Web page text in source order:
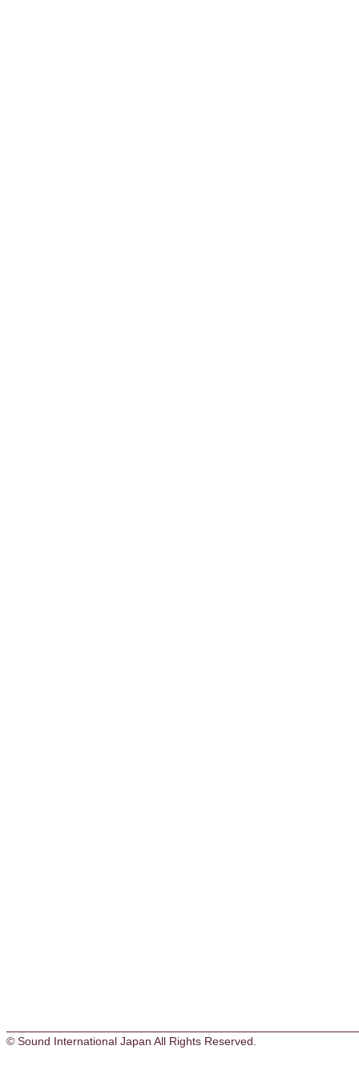
© Sound International Japan All Rights Reserved.